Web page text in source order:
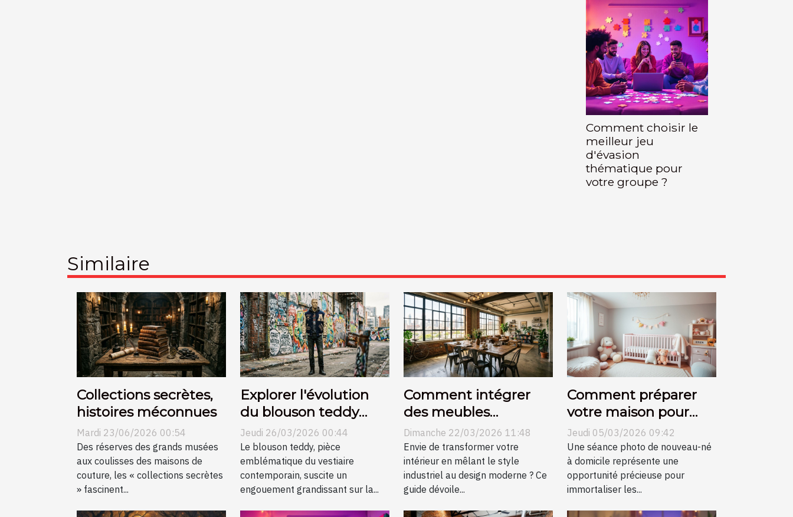
Comment choisir le
meilleur jeu
d'évasion
thématique pour
votre groupe ?
Similaire
Collections secrètes,
histoires méconnues
Mardi 23/06/2026 00:54
Des réserves des grands musées
aux coulisses des maisons de
couture, les « collections secrètes
» fascinent...
Explorer l'évolution
du blouson teddy
dans la mode
mondiale
Jeudi 26/03/2026 00:44
Le blouson teddy, pièce
emblématique du vestiaire
contemporain, suscite un
engouement grandissant sur la...
Comment intégrer
des meubles
industriels dans un
décor moderne ?
Dimanche 22/03/2026 11:48
Envie de transformer votre
intérieur en mêlant le style
industriel au design moderne ? Ce
guide dévoile...
Comment préparer
votre maison pour
une séance photo de
nouveau-né?
Jeudi 05/03/2026 09:42
Une séance photo de nouveau-né
à domicile représente une
opportunité précieuse pour
immortaliser les...